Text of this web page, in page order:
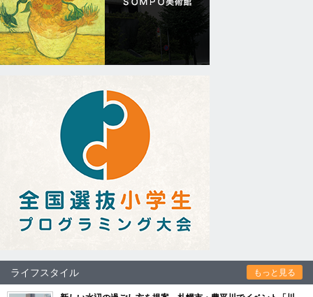
ライフスタイル もっと見る